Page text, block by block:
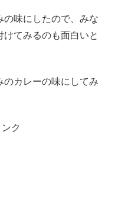
の味にしたので、みな
てみるのも面白いと
のカレーの味にしてみ
ク